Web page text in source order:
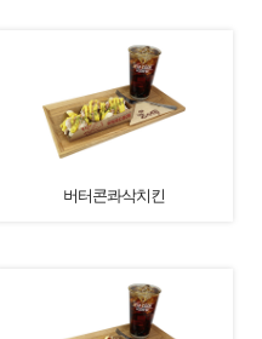
버터콘콰삭치킨